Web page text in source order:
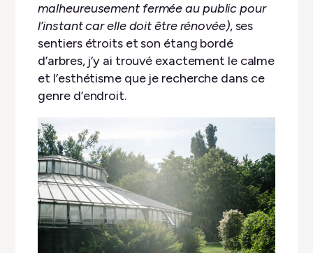
malheureusement fermée au public pour
l’instant car elle doit être rénovée), ses
sentiers étroits et son étang bordé
d’arbres, j’y ai trouvé exactement le calme
et l’esthétisme que je recherche dans ce
genre d’endroit.